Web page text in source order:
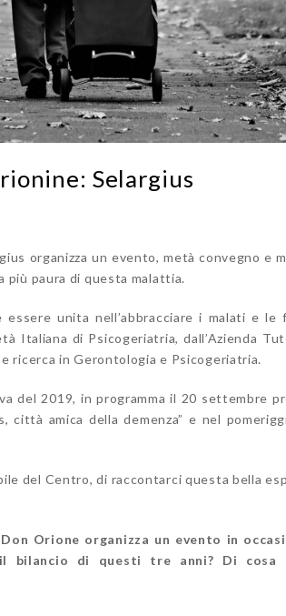
Selargius
organizza un evento, metà convegno e
più paura di questa malattia.
essere unita nell’abbracciare i malati e le
Italiana di Psicogeriatria, dall’Azienda
ricerca in Gerontologia e Psicogeriatria.
del 2019, in programma il 20 settembre
città amica della demenza” e nel
del Centro, di raccontarci questa bella
Orione organizza un evento in
il bilancio di questi tre anni? Di cosa